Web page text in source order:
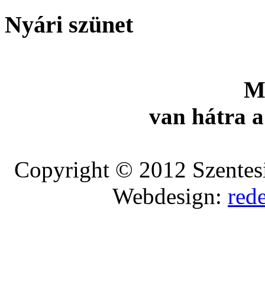
Nyári szünet
van hátra
Copyright © 2012
Webdesign: